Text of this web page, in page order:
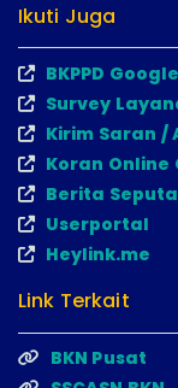
Ikuti Juga
BKPPD
Survey
Kirim Saran /
Koran Online
Berita
Userportal
Heylink.me
Link Terkait
BKN Pusat